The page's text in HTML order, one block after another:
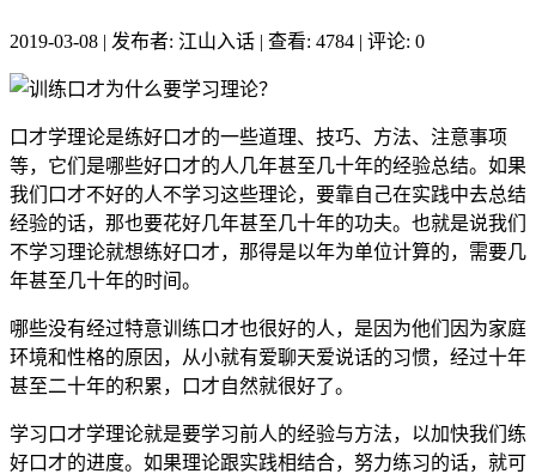
2019-03-08 | 发布者: 江山入话 | 查看: 4784 | 评论: 0
口才学理论是练好口才的一些道理、技巧、方法、注意事项
等，它们是哪些好口才的人几年甚至几十年的经验总结。如果
我们口才不好的人不学习这些理论，要靠自己在实践中去总结
经验的话，那也要花好几年甚至几十年的功夫。也就是说我们
不学习理论就想练好口才，那得是以年为单位计算的，需要几
年甚至几十年的时间。
哪些没有经过特意训练口才也很好的人，是因为他们因为家庭
环境和性格的原因，从小就有爱聊天爱说话的习惯，经过十年
甚至二十年的积累，口才自然就很好了。
学习口才学理论就是要学习前人的经验与方法，以加快我们练
好口才的进度。如果理论跟实践相结合，努力练习的话，就可